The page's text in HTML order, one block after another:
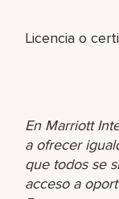
Licencia o
En Marriott
a ofrecer
que todos se
acceso a